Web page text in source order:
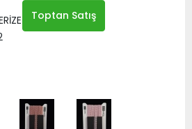
DARK GREEN
Toptan Satış